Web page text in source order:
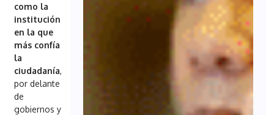
como la
institución
en la que
más confía
la
ciudadanía,
por delante
de
gobiernos y